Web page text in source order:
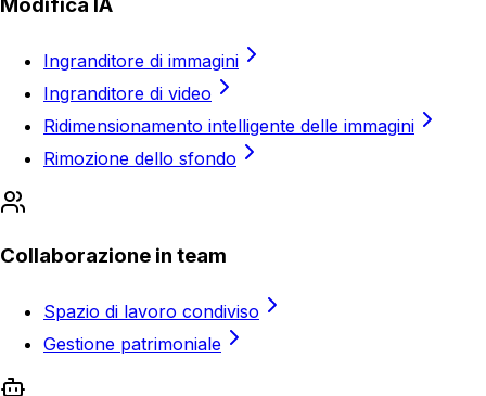
Ingranditore di immagini
Ingranditore di video
Ridimensionamento intelligente delle immagini
Rimozione dello sfondo
Collaborazione in team
Spazio di lavoro condiviso
Gestione patrimoniale